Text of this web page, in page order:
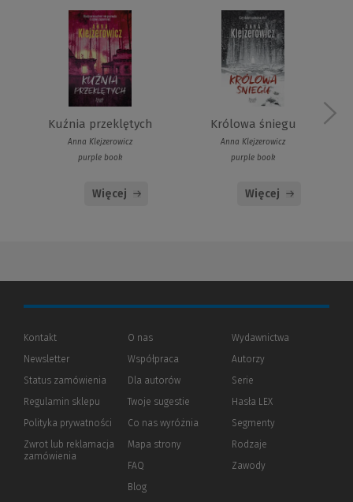
Kuźnia przeklętych
Anna Klejzerowicz
purple book
Więcej
Królowa śniegu
Anna Klejzerowicz
purple book
Więcej
Kontakt
Newsletter
Status zamówienia
Regulamin sklepu
Polityka prywatności (Nowe
(Link
innej
Zwrot lub reklamacja
zamówienia
O nas
Współpraca
Dla autorów(Nowe
(Link
innej
strony)
Twoje sugestie
Co nas wyróżnia
Mapa strony
FAQ
Blog
Wydawnictwa
Autorzy
Serie
Hasła LEX
Segmenty
Rodzaje
Zawody